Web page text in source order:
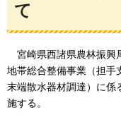
て
宮崎県西諸県農林振興
地帯総合整備事業（担手
末端散水器材調達）に係
施する。